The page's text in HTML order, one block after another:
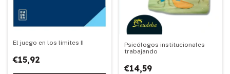
El juego en los límites II
€15,92
Psicólogos institucionales
trabajando
€14,59